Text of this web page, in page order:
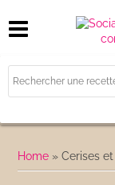
Home »Cerises